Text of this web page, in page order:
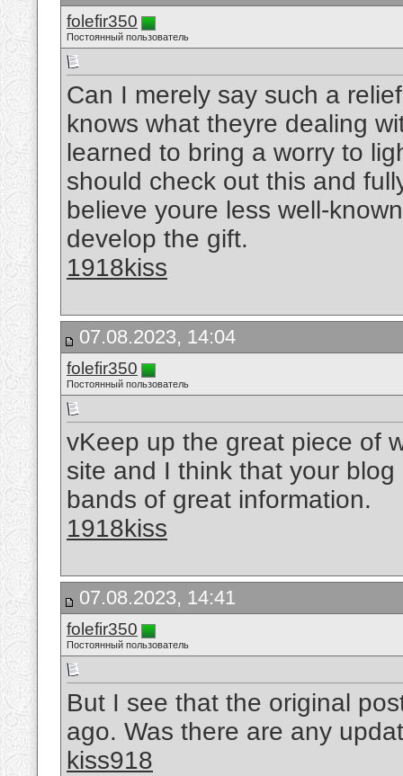
folefir350
Постоянный пользователь
Can I merely say such a
knows what theyre dealing
learned to bring a worry to
should check out this and
believe youre less well-
develop the gift.
1918kiss
07.08.2023, 14:04
folefir350
Постоянный пользователь
vKeep up the great piece of
site and I think that your
bands of great information.
1918kiss
07.08.2023, 14:41
folefir350
Постоянный пользователь
But I see that the original
ago. Was there are any
kiss918